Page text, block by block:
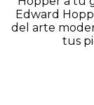
Edward
del arte
tus